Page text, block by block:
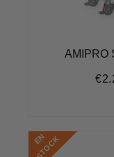
AMIPRO
E
N
S
T
O
C
K